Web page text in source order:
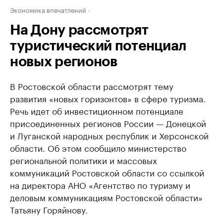
Экономика впечатлений
На Дону рассмотрят
туристический потенциал
новых регионов
В Ростовской области рассмотрят тему
развития «новых горизонтов» в сфере туризма.
Речь идет об инвестиционном потенциале
присоединенных регионов России — Донецкой
и Луганской народных республик и Херсонской
области. Об этом сообщило министерство
региональной политики и массовых
коммуникаций Ростовской области со ссылкой
на директора АНО «Агентство по туризму и
деловым коммуникациям Ростовской области»
Татьяну Горяйнову.